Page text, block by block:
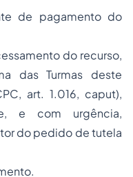
de pagamento do
do recurso,
das Turmas deste
art. 1.016, caput),
e com urgência,
do pedido de tutela